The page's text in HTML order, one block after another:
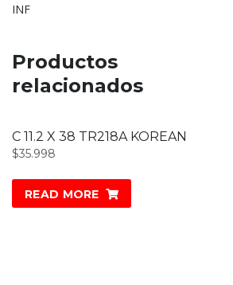
INF
Productos
relacionados
C 11.2 X 38 TR218A KOREAN
$35.998
READ MORE